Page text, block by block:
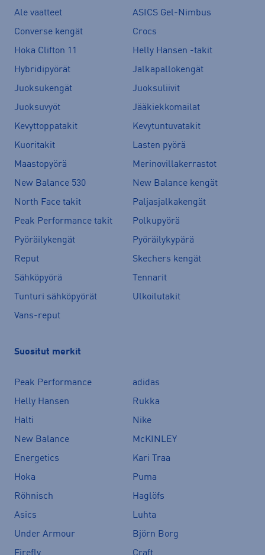
Ale vaatteet
ASICS Gel-Nimbus
Converse kengät
Crocs
Hoka Clifton 11
Helly Hansen -takit
Hybridipyörät
Jalkapallokengät
Juoksukengät
Juoksuliivit
Juoksuvyöt
Jääkiekkomailat
Kevyttoppatakit
Kevytuntuvatakit
Kuoritakit
Lasten pyörä
Maastopyörä
Merinovillakerrastot
New Balance 530
New Balance kengät
North Face takit
Paljasjalkakengät
Peak Performance takit
Polkupyörä
Pyöräilykengät
Pyöräilykypärä
Reput
Skechers kengät
Sähköpyörä
Tennarit
Tunturi sähköpyörät
Ulkoilutakit
Vans-reput
Suositut merkit
Peak Performance
adidas
Helly Hansen
Rukka
Halti
Nike
New Balance
McKINLEY
Energetics
Kari Traa
Hoka
Puma
Röhnisch
Haglöfs
Asics
Luhta
Under Armour
Björn Borg